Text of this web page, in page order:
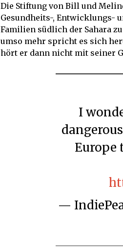
Die Stiftung von Bill und
Gesundheits-, Entwicklungs-
Familien südlich der Sahara
umso mehr spricht es sich
hört er dann nicht mit seiner
I wonder if Bill Gates will stop his
Europe
—